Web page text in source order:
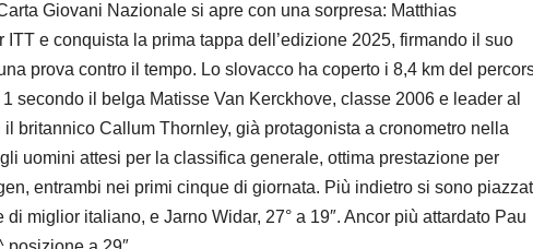
Giovani Nazionale si apre con una sorpresa: Matthias
e conquista la prima tappa dell’edizione 2025, firmando il suo
prova contro il tempo. Lo slovacco ha coperto i 8,4 km del
secondo il belga Matisse Van Kerckhove, classe 2006 e leader al
britannico Callum Thornley, già protagonista a cronometro nella
uomini attesi per la classifica generale, ottima prestazione per
entrambi nei primi cinque di giornata. Più indietro si sono
miglior italiano, e Jarno Widar, 27° a 19″. Ancor più attardato Pau